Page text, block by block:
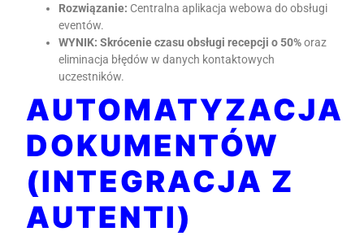
Rozwiązanie: Centralna aplikacja webowa do obsługi
eventów.
WYNIK: Skrócenie czasu obsługi recepcji o 50%oraz
eliminacja błędów w danych kontaktowych
uczestników.
AUTOMATYZACJA
DOKUMENTÓW
(INTEGRACJA Z
AUTENTI)